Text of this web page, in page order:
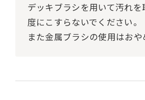
デッキブラシを用いて汚れ
度にこすらないでください。
また金属ブラシの使用はおや